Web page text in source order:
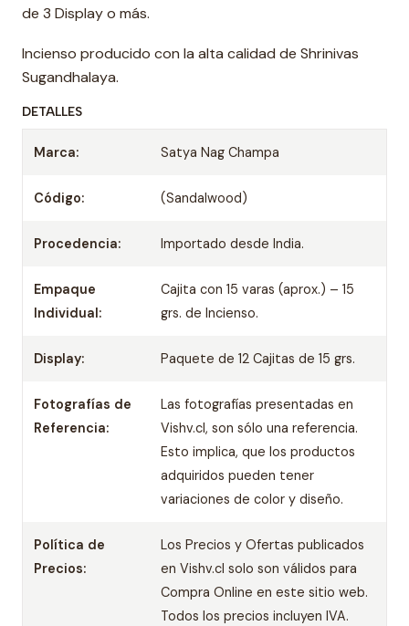
de 3 Display o más.
Incienso producido con la alta calidad de Shrinivas
Sugandhalaya.
DETALLES
Marca: Satya Nag Champa
Código: (Sandalwood)
Procedencia: Importado desde India.
Empaque
Individual:
Cajita con 15 varas (aprox.) – 15
grs. de Incienso.
Display: Paquete de 12 Cajitas de 15 grs.
Fotografías de
Referencia:
Las fotografías presentadas en
Vishv.cl, son sólo una referencia.
Esto implica, que los productos
adquiridos pueden tener
variaciones de color y diseño.
Política de
Precios:
Los Precios y Ofertas publicados
en Vishv.cl solo son válidos para
Compra Online en este sitio web.
Todos los precios incluyen IVA.